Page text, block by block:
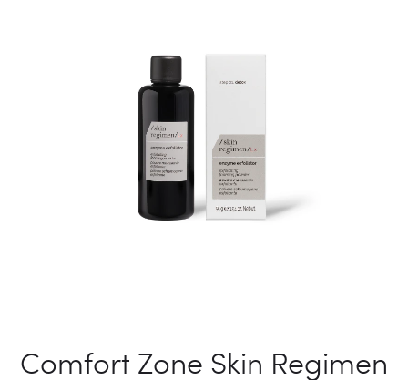
Comfort Zone Skin Regimen